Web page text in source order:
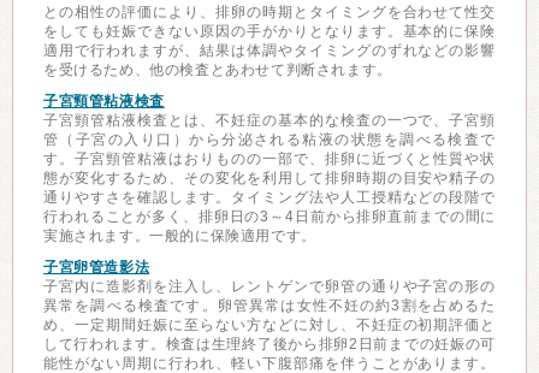
との相性の評価により、排卵の時期とタイミングを合わせて性交
をしても妊娠できない原因の手がかりとなります。基本的に保険
適用で行われますが、結果は体調やタイミングのずれなどの影響
を受けるため、他の検査とあわせて判断されます。
子宮頸管粘液検査
子宮頸管粘液検査とは、不妊症の基本的な検査の一つで、子宮頸
管（子宮の入り口）から分泌される粘液の状態を調べる検査で
す。子宮頸管粘液はおりものの一部で、排卵に近づくと性質や状
態が変化するため、その変化を利用して排卵時期の目安や精子の
通りやすさを確認します。タイミング法や人工授精などの段階で
行われることが多く、排卵日の3～4日前から排卵直前までの間に
実施されます。一般的に保険適用です。
子宮卵管造影法
子宮内に造影剤を注入し、レントゲンで卵管の通りや子宮の形の
異常を調べる検査です。卵管異常は女性不妊の約3割を占めるた
め、一定期間妊娠に至らない方などに対し、不妊症の初期評価と
して行われます。検査は生理終了後から排卵2日前までの妊娠の可
能性がない周期に行われ、軽い下腹部痛を伴うことがあります。